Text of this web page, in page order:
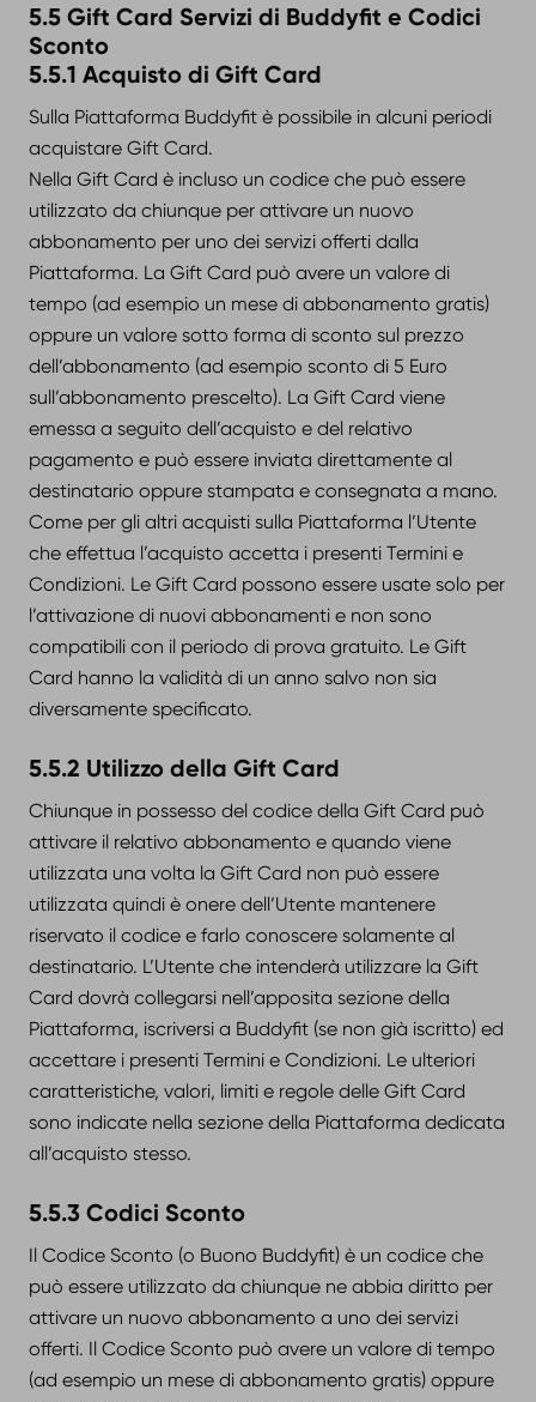
5.5 Gift Card Servizi di Buddyfit e Codici
Sconto
5.5.1 Acquisto di Gift Card
Sulla Piattaforma Buddyfit è possibile in alcuni periodi
acquistare Gift Card.
Nella Gift Card è incluso un codice che può essere
utilizzato da chiunque per attivare un nuovo
abbonamento per uno dei servizi offerti dalla
Piattaforma. La Gift Card può avere un valore di
tempo (ad esempio un mese di abbonamento gratis)
oppure un valore sotto forma di sconto sul prezzo
dell’abbonamento (ad esempio sconto di 5 Euro
sull’abbonamento prescelto). La Gift Card viene
emessa a seguito dell’acquisto e del relativo
pagamento e può essere inviata direttamente al
destinatario oppure stampata e consegnata a mano.
Come per gli altri acquisti sulla Piattaforma l’Utente
che effettua l’acquisto accetta i presenti Termini e
Condizioni. Le Gift Card possono essere usate solo per
l’attivazione di nuovi abbonamenti e non sono
compatibili con il periodo di prova gratuito. Le Gift
Card hanno la validità di un anno salvo non sia
diversamente specificato.
5.5.2 Utilizzo della Gift Card
Chiunque in possesso del codice della Gift Card può
attivare il relativo abbonamento e quando viene
utilizzata una volta la Gift Card non può essere
utilizzata quindi è onere dell’Utente mantenere
riservato il codice e farlo conoscere solamente al
destinatario. L’Utente che intenderà utilizzare la Gift
Card dovrà collegarsi nell’apposita sezione della
Piattaforma, iscriversi a Buddyfit (se non già iscritto) ed
accettare i presenti Termini e Condizioni. Le ulteriori
caratteristiche, valori, limiti e regole delle Gift Card
sono indicate nella sezione della Piattaforma dedicata
all’acquisto stesso.
5.5.3 Codici Sconto
Il Codice Sconto (o Buono Buddyfit) è un codice che
può essere utilizzato da chiunque ne abbia diritto per
attivare un nuovo abbonamento a uno dei servizi
offerti. Il Codice Sconto può avere un valore di tempo
(ad esempio un mese di abbonamento gratis) oppure